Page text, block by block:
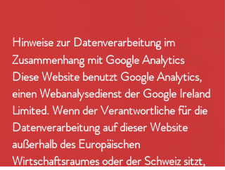
Hinweise zur Datenverarbeitung im
Zusammenhang mit Google Analytics
Diese Website benutzt Google Analytics,
einen Webanalysedienst der Google Ireland
Limited. Wenn der Verantwortliche für die
Datenverarbeitung auf dieser Website
außerhalb des Europäischen
Wirtschaftsraumes oder der Schweiz sitzt,